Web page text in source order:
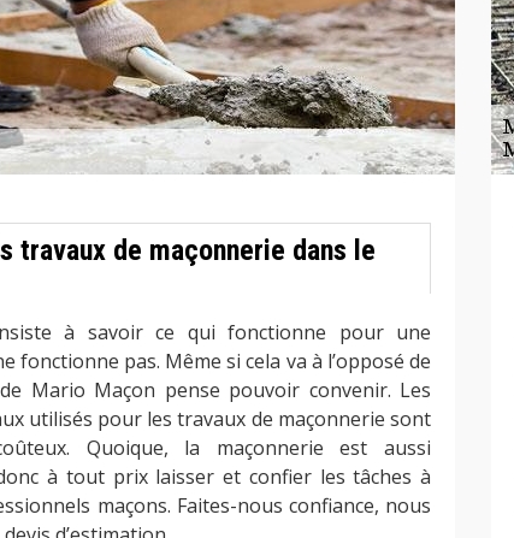
travaux de maçonnerie dans le
à savoir ce qui fonctionne pour une
fonctionne pas. Même si cela va à l’opposé de
Mario Maçon pense pouvoir convenir. Les
utilisés pour les travaux de maçonnerie sont
Quoique, la maçonnerie est aussi
à tout prix laisser et confier les tâches à
maçons. Faites-nous confiance, nous